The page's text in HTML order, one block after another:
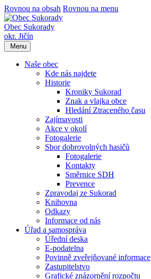
Rovnou na obsah Rovnou na menu
Obec Sukorady
okr. Jičín
Menu
Naše obec
Kde nás najdete
Historie
Kroniky Sukorad
Znak a vlajka obce
Hledání Ztraceného času
Zajímavosti
Akce v okolí
Fotogalerie
Sbor dobrovolných hasičů
Fotogalerie
Kontakty
Směrnice SDH
Prevence
Zpravodaj ze Sukorad
Knihovna
Odkazy
Informace od nás
Úřad a samospráva
Úřední deska
E-podatelna
Povinně zveřejňované informace
Zastupitelstvo
Grafické znázornění rozpočtu